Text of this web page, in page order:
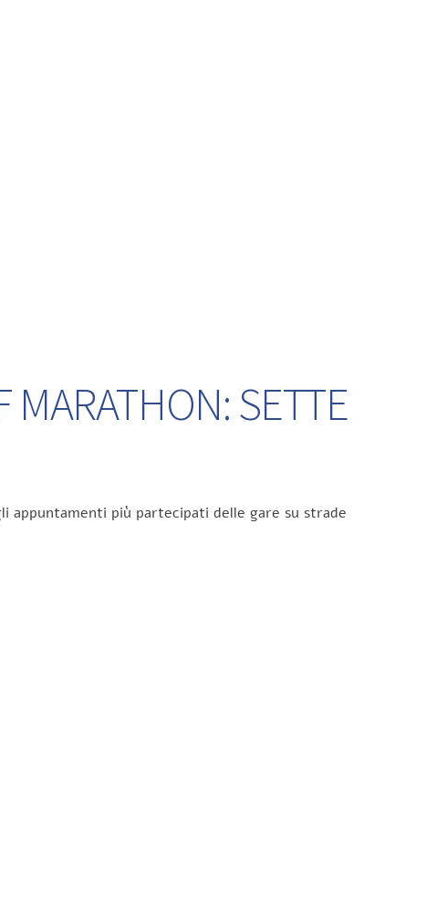
MARATHON: SETTE
appuntamenti più partecipati delle gare su strade